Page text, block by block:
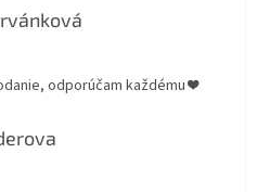
je 5 z 5 hviezdičiek.
odporúčam každému ❤️
je 5 z 5 hviezdičiek.